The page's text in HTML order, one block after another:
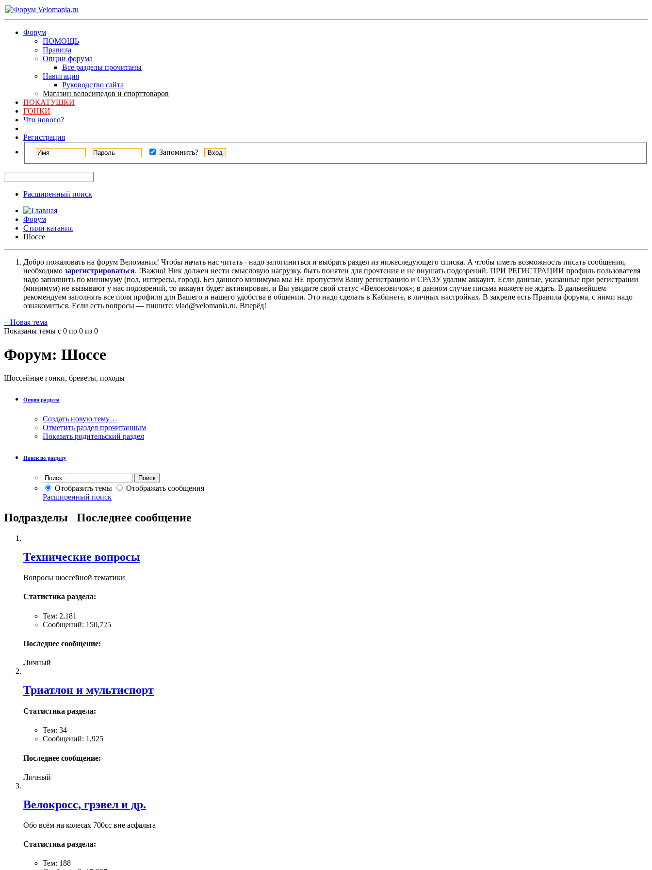
Форум
ПОМОЩЬ
Правила
Опции форума
Все разделы прочитаны
Навигация
Руководство сайта
Магазин велосипедов и спорттоваров
ПОКАТУШКИ
ГОНКИ
Что нового?
Регистрация
Запомнить?
Расширенный поиск
Форум
Стили катания
Шоссе
Добро пожаловать на форум Веломания! Чтобы начать нас читать - надо залогиниться и выбрать раздел из нижеследующего списка. A чтобы иметь возможность писать сообщения,
необходимо зарегистрироваться. !Важно! Ник должен нести смысловую нагрузку, быть понятен для прочтения и не внушать подозрений. ПРИ РЕГИСТРАЦИИ профиль пользователя
надо заполнить по минимуму (пол, интересы, город). Без данного минимума мы НЕ пропустим Вашу регистрацию и СРАЗУ удалим аккаунт. Если данные, указанные при регистрации
(минимум) не вызывают у нас подозрений, то аккаунт будет активирован, и Вы увидите свой статус «Велоновичок»; в данном случае письма можете не ждать. В дальнейшем
рекомендуем заполнять все поля профиля для Вашего и нашего удобства в общении. Это надо сделать в Кабинете, в личных настройках. В закрепе есть Правила форума, с ними надо
ознакомиться. Если есть вопросы — пишите: vlad@velomania.ru. Вперёд!
+ Новая тема
Показаны темы с 0 по 0 из 0
Форум: Шоссе
Шоссейные гонки, бреветы, походы
Опции раздела
Создать новую тему…
Отметить раздел прочитанным
Показать родительский раздел
Поиск по разделу
Отобразить темы
Отображать сообщения
Расширенный поиск
Подразделы Последнее сообщение
Технические вопросы
Вопросы шоссейной тематики
Статистика раздела:
Тем: 2,181
Сообщений: 150,725
Последнее сообщение:
Личный
Триатлон и мультиспорт
Статистика раздела:
Тем: 34
Сообщений: 1,925
Последнее сообщение:
Личный
Велокросc, грэвел и др.
Обо всём на колесах 700cc вне асфальта
Статистика раздела:
Тем: 188